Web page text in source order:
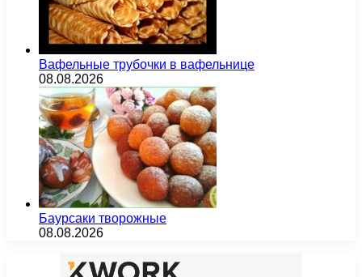
Вафельные трубочки в вафельнице
08.08.2026
Баурсаки творожные
08.08.2026